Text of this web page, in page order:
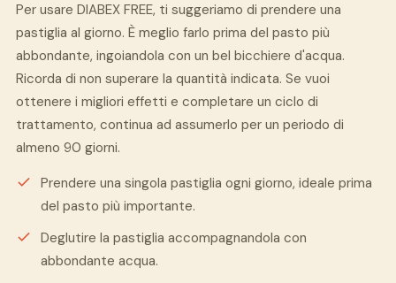
Per usare DIABEX FREE, ti suggeriamo di prendere una
pastiglia al giorno. È meglio farlo prima del pasto più
abbondante, ingoiandola con un bel bicchiere d'acqua.
Ricorda di non superare la quantità indicata. Se vuoi
ottenere i migliori effetti e completare un ciclo di
trattamento, continua ad assumerlo per un periodo di
almeno 90 giorni.
Prendere una singola pastiglia ogni giorno, ideale prima
del pasto più importante.
Deglutire la pastiglia accompagnandola con
abbondante acqua.